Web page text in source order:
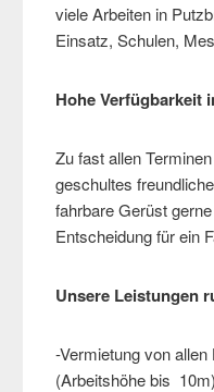
viele Arbeiten in
Einsatz, Schulen,
Hohe Verfügbarkeit
Zu fast allen
geschultes
fahrbare Gerüst
Entscheidung für ein
Unsere Leistungen
-Vermietung von
(Arbeitshöhe bis